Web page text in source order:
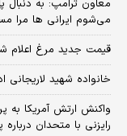
معاون ترامپ: به دنبال
می‌شوم ایرانی ها مرا
قیمت جدید مرغ اعلام
خانواده شهید لاریجانی
واکنش ارتش آمریکا به
رایزنی با متحدان